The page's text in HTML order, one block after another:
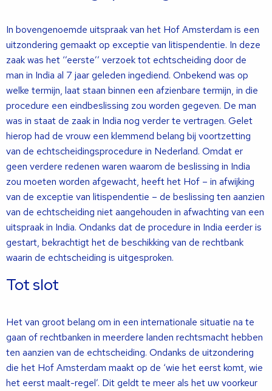
In bovengenoemde uitspraak van het Hof Amsterdam is een
uitzondering gemaakt op exceptie van litispendentie. In deze
zaak was het ‘’eerste’’ verzoek tot echtscheiding door de
man in India al 7 jaar geleden ingediend. Onbekend was op
welke termijn, laat staan binnen een afzienbare termijn, in die
procedure een eindbeslissing zou worden gegeven. De man
was in staat de zaak in India nog verder te vertragen. Gelet
hierop had de vrouw een klemmend belang bij voortzetting
van de echtscheidingsprocedure in Nederland. Omdat er
geen verdere redenen waren waarom de beslissing in India
zou moeten worden afgewacht, heeft het Hof – in afwijking
van de exceptie van litispendentie – de beslissing ten aanzien
van de echtscheiding niet aangehouden in afwachting van een
uitspraak in India. Ondanks dat de procedure in India eerder is
gestart, bekrachtigt het de beschikking van de rechtbank
waarin de echtscheiding is uitgesproken.
Tot slot
Het van groot belang om in een internationale situatie na te
gaan of rechtbanken in meerdere landen rechtsmacht hebben
ten aanzien van de echtscheiding. Ondanks de uitzondering
die het Hof Amsterdam maakt op de ‘wie het eerst komt, wie
het eerst maalt-regel’. Dit geldt te meer als het uw voorkeur